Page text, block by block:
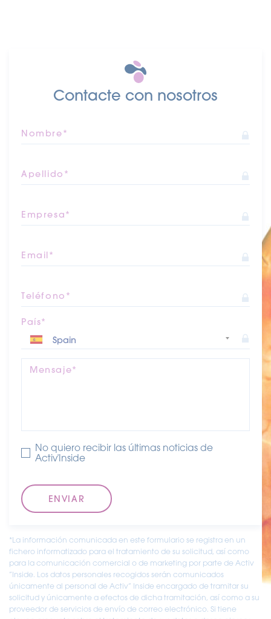
Contacte con nosotros
Nombre*
Apellido*
Empresa*
Email*
Teléfono*
País*
Mensaje*
No quiero recibir las últimas noticias de
Activ'Inside
*La información comunicada en este formulario se registra en un
fichero informatizado para el tratamiento de su solicitud, así como
para la comunicación comercial o de marketing por parte de Activ
“Inside. Los datos personales recogidos serán comunicados
únicamente al personal de Activ” Inside encargado de tramitar su
solicitud y únicamente a efectos de dicha tramitación, así como a su
proveedor de servicios de envío de correo electrónico. Si tiene